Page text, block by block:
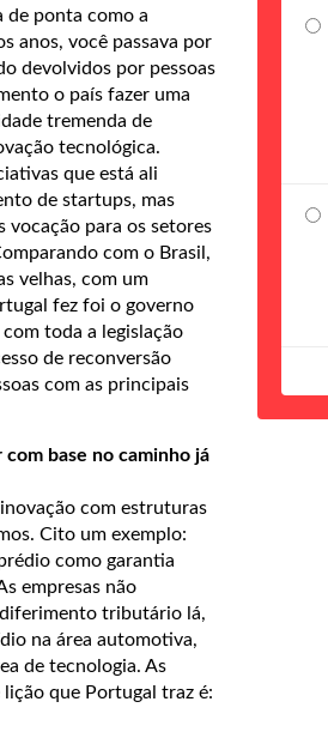
de ponta como a
anos, você passava por
devolvidos por pessoas
o país fazer uma
tremenda de
tecnológica.
que está ali
de startups, mas
vocação para os setores
com o Brasil,
velhas, com um
fez foi o governo
toda a legislação
de reconversão
com as principais
base no caminho já
com estruturas
Cito um exemplo:
como garantia
empresas não
diferimento tributário lá,
na área automotiva,
de tecnologia. As
que Portugal traz é: